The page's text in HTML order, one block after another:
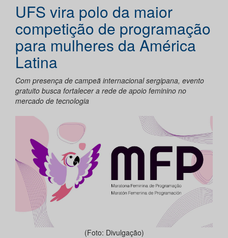
UFS vira polo da maior
competição de programação
para mulheres da América
Latina
Com presença de campeã internacional sergipana, evento
gratuito busca fortalecer a rede de apoio feminino no
mercado de tecnologia
(Foto: Divulgação)